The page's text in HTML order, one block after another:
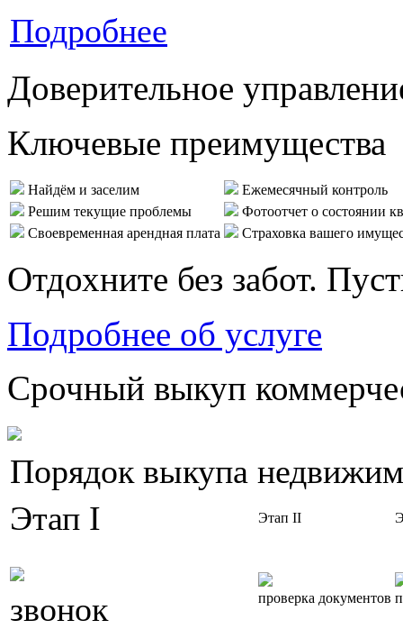
Подробнее
Доверительное
Ключевые преимущества
Найдём и заселим
Ежемесячный контроль
Решим текущие проблемы
Фотоотчет о состоянии
Своевременная арендная плата
Страховка вашего
Отдохните без забот.
Подробнее об услуге
Срочный выкуп
Порядок выкупа
Этап I
Этап II
звонок проверка документов